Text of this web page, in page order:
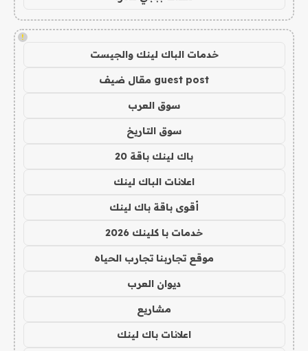
!
خدمات الباك لينك والجيست
guest post مقال ضيف
سوق العرب
سوق التاريخ
باك لينك باقة 20
اعلانات الباك لينك
أقوى باقة باك لينك
خدمات با كلينك 2026
موقع تجاربنا تجارب الحياه
ديوان العرب
مشاريع
اعلانات باك لينك